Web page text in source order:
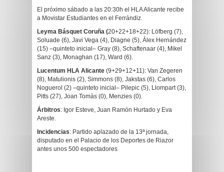
El próximo sábado a las 20:30h el HLA Alicante recibe
a Movistar Estudiantes en el Ferrándiz.
Leyma Básquet Coruña (20+22+18+22): Löfberg (7),
Soluade (6), Javi Vega (4), Diagne (5), Álex Hernández
(15) –quinteto inicial– Gray (8), Schaftenaar (4), Mikel
Sanz (3), Monaghan (17), Ward (6).
Lucentum HLA Alicante (9+29+12+11): Van Zegeren
(8), Matulionis (2), Simmons (8), Jakstas (6), Carlos
Noguerol (2) –quinteto inicial– Pilepic (5), Llompart (3),
Pitts (27), Joan Tomàs (0), Menzies (0).
Árbitros: Igor Esteve, Juan Ramón Hurtado y Eva
Areste.
Incidencias: Partido aplazado de la 13ª jornada,
disputado en el Palacio de los Deportes de Riazor
antes unos 500 espectadores